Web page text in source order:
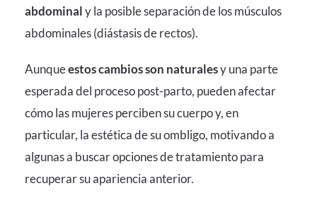
abdominaly la posible separación de los músculos
abdominales (diástasis de rectos).
Aunqueestos cambios son naturalesy una parte
esperada del proceso post-parto, pueden afectar
cómo las mujeres perciben su cuerpo y, en
particular, la estética de su ombligo, motivando a
algunas a buscar opciones de tratamiento para
recuperar su apariencia anterior.